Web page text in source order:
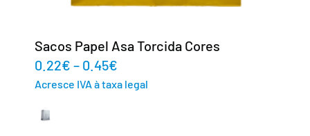
Sacos Papel Asa Torcida Cores
0.22€ – 0.45€
Acresce IVA à taxa legal